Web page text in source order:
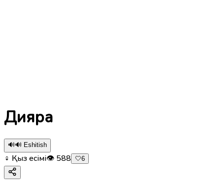
Дияра
🔊🔊 Eshitish
♀ Қыз есімі👁 588 🤍6